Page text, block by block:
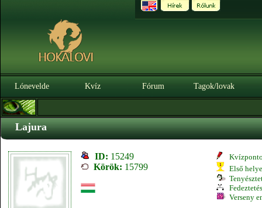
Lónevelde Kvíz Fórum Tagok/lovak
Lajura
ID: 15249
Körök: 15799
Első
Verseny